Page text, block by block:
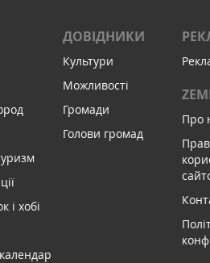
і хобі
ДОВІДНИКИ
Культури
Можливості
Громади
Голови громад
Про